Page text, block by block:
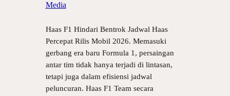
Media
Haas F1 Hindari Bentrok Jadwal Haas
Percepat Rilis Mobil 2026. Memasuki
gerbang era baru Formula 1, persaingan
antar tim tidak hanya terjadi di lintasan,
tetapi juga dalam efisiensi jadwal
peluncuran. Haas F1 Team secara